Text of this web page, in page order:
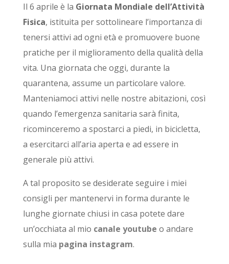
Il 6 aprile è la Giornata Mondiale dell’Attività
Fisica, istituita per sottolineare l’importanza di
tenersi attivi ad ogni età e promuovere buone
pratiche per il miglioramento della qualità della
vita. Una giornata che oggi, durante la
quarantena, assume un particolare valore.
Manteniamoci attivi nelle nostre abitazioni, così
quando l’emergenza sanitaria sarà finita,
ricominceremo a spostarci a piedi, in bicicletta,
a esercitarci all’aria aperta e ad essere in
generale più attivi.
A tal proposito se desiderate seguire i miei
consigli per mantenervi in forma durante le
lunghe giornate chiusi in casa potete dare
un’occhiata al mio canale youtube o andare
sulla mia pagina instagram.